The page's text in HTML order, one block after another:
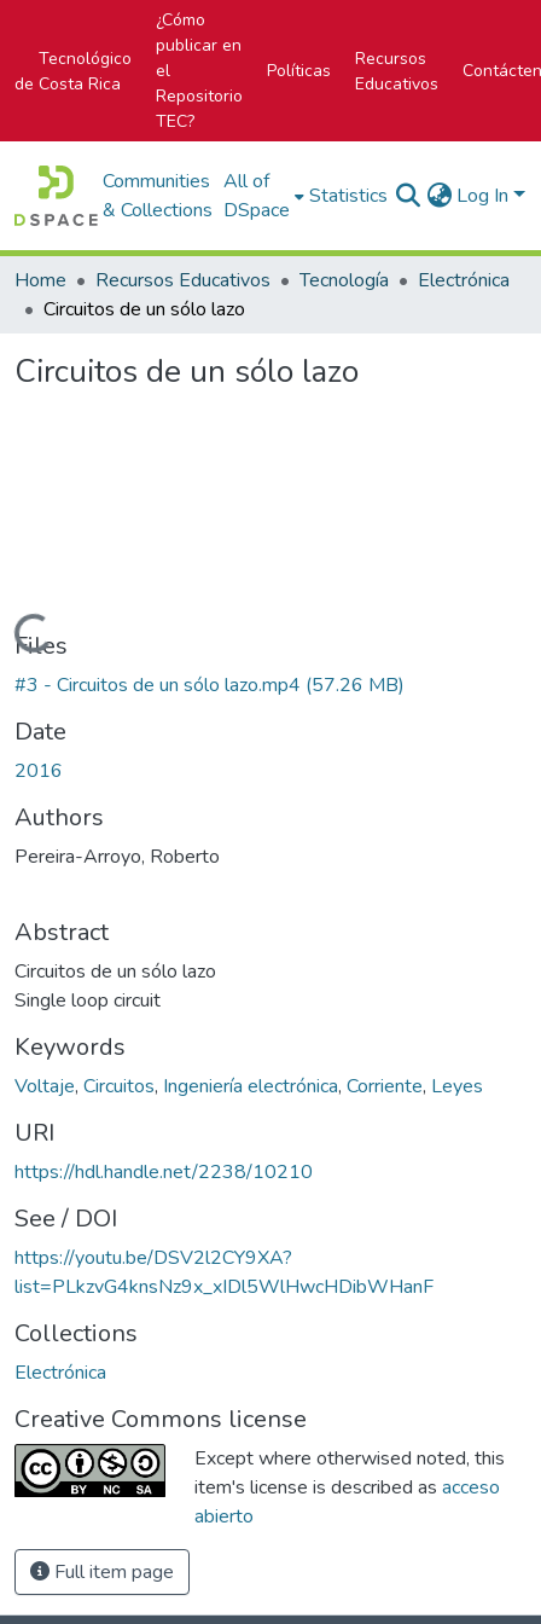
Tecnológico
de Costa Rica
¿Cómo
publicar en
el
Repositorio
TEC?
Políticas
Recursos
Educativos
Communities
& Collections
All of
DSpace
Statistics Log In
Home Recursos Educativos Tecnología
Electrónica
Circuitos de un sólo lazo
Circuitos de un sólo lazo
Loading...
Files
#3 - Circuitos de un sólo lazo.mp4 (57.26 MB)
Date
2016
Authors
Pereira-Arroyo, Roberto
Abstract
Circuitos de un sólo lazo
Single loop circuit
Keywords
Voltaje, Circuitos, Ingeniería electrónica, Corriente, Leyes
URI
https://hdl.handle.net/2238/10210
See / DOI
https://youtu.be/DSV2l2CY9XA?
list=PLkzvG4knsNz9x_xIDl5WlHwcHDibWHanF
Collections
Electrónica
Creative Commons license
Except where otherwised noted, this
item's license is described as acceso
abierto
Full item page